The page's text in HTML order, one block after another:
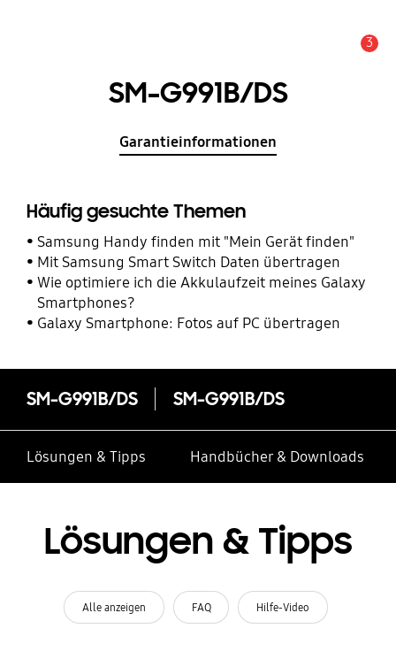
3
SM-G991B/DS
Garantieinformationen
Häufig gesuchte Themen
Samsung Handy finden mit "Mein Gerät finden"
Mit Samsung Smart Switch Daten übertragen
Wie optimiere ich die Akkulaufzeit meines Galaxy
Smartphones?
Galaxy Smartphone: Fotos auf PC übertragen
SM-G991B/DS SM-G991B/DS
Lösungen & Tipps Handbücher & Downloads
Lösungen & Tipps
Alle anzeigen FAQ Hilfe-Video